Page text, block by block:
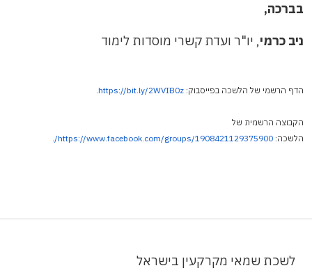
בברכה,
ניב כרמי, יו"ר ועדת קשרי מוסדות לימוד
הדף הרשמי של הלשכה בפייסבוק: https://bit.ly/2WVIB0z
.
הקבוצה הרשמית של
הלשכה: https://www.facebook.com/groups/1908421129375900
/
.
לשכת שמאי מקרקעין בישראל